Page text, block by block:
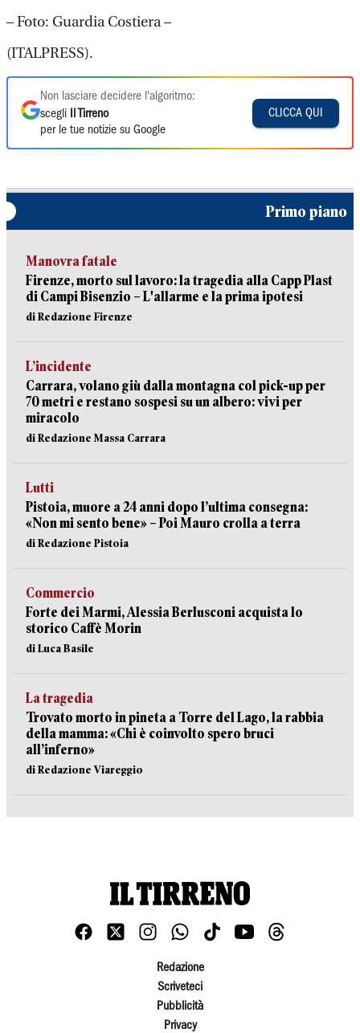
– Foto: Guardia Costiera –
(ITALPRESS).
Non lasciare decidere l'algoritmo:
scegli
Il Tirreno
per le tue notizie su Google
CLICCA QUI
Primo piano
Manovra fatale
Firenze, morto sul lavoro: la tragedia alla Capp Plast
di Campi Bisenzio – L'allarme e la prima ipotesi
di Redazione Firenze
L’incidente
Carrara, volano giù dalla montagna col pick-up per
70 metri e restano sospesi su un albero: vivi per
miracolo
di Redazione Massa Carrara
Lutti
Pistoia, muore a 24 anni dopo l’ultima consegna:
«Non mi sento bene» – Poi Mauro crolla a terra
di Redazione Pistoia
Commercio
Forte dei Marmi, Alessia Berlusconi acquista lo
storico Caffè Morin
di Luca Basile
La tragedia
Trovato morto in pineta a Torre del Lago, la rabbia
della mamma: «Chi è coinvolto spero bruci
all’inferno»
di Redazione Viareggio
Redazione
Scriveteci
Pubblicità
Privacy